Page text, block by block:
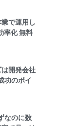
で運用し
率化 無料
開発会社
功のポイ
なのに数